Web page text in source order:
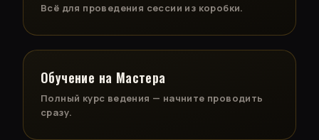
Всё для проведения сессии из коробки.
Обучение на Мастера
Полный курс ведения — начните проводить
сразу.